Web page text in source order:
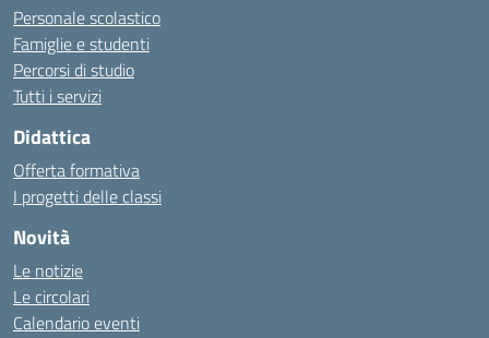
Personale scolastico
Famiglie e studenti
Percorsi di studio
Tutti i servizi
Didattica
Offerta formativa
I progetti delle classi
Novità
Le notizie
Le circolari
Calendario eventi